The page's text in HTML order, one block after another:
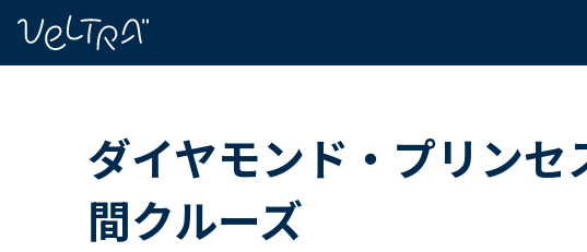
ダイヤモンド・プリンセ
間クルーズ